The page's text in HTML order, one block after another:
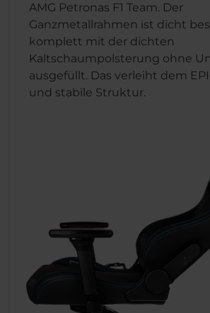
AMG Petronas F1 Team. Der
Ganzmetallrahmen ist dicht
komplett mit der dichten
Kaltschaumpolsterung ohne
ausgefüllt. Das verleiht dem
und stabile Struktur.